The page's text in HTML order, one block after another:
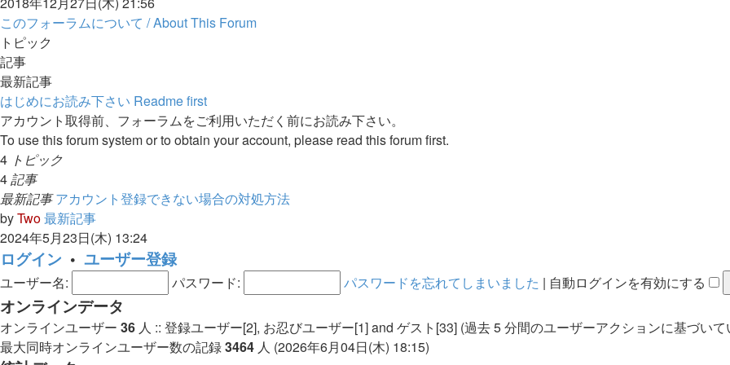
このフォーラムについて / About This Forum
トピック
記事
最新記事
はじめにお読み下さい Readme first
アカウント取得前、フォーラムをご利用いただく前にお読み下さい。
To use this forum system or to obtain your account, please read this forum first.
4 トピック
4記事
最新記事 アカウント登録できない場合の対処方法
byTwo最新記事
2024年5月23日(木) 13:24
ログイン • ユーザー登録
ユーザー名: パスワード: パスワードを忘れてしまいました | 自動ログインを有効にする
オンラインデータ
オンラインユーザー 36 人 :: 登録ユーザー[2], お忍びユーザー[1] and ゲスト[33] (過去 5 分間のユーザーアクションに基づいて
最大同時オンラインユーザー数の記録3464 人 (2026年6月04日(木) 18:15)